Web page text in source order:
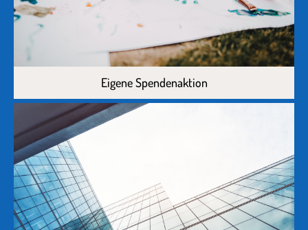
Eigene Spendenaktion